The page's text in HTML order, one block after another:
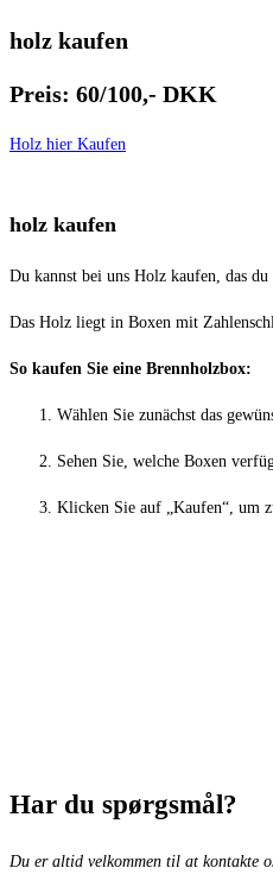
holz kaufen
Preis: 60/100,- DKK
Holz hier Kaufen
holz kaufen
Du kannst bei uns Holz kaufen, das
Das Holz liegt in Boxen mit
So kaufen Sie eine Brennholzbox:
Wählen Sie zunächst das
Sehen Sie, welche Boxen
Klicken Sie auf „Kaufen“, um
Har du spørgsmål?
Du er altid velkommen til at kontakte